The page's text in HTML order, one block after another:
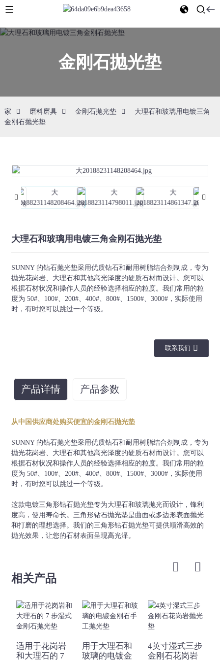
金刚石抛光垫
家 磨料磨具 金刚石抛光垫
大理石和玻璃用电镀三角
金刚石抛光垫
大理石和玻璃用电镀三角金刚石抛光垫
SUNNY 的钻石抛光垫采用优质钻石和耐用树脂结合剂制成，专为
抛光花岗岩、大理石和其他高光泽度的硬质石材而设计。您可以
根据石材状况和操作人员的经验选择相应的粒度。我们常用的粒
度为 50#、100#、200#、400#、800#、1500#、3000#，实际使用
时，有时您可以跳过一个等级。
联系我们
产品详情 产品参数
从中国供应商处购买便宜的金刚石抛光垫
SUNNY 的钻石抛光垫采用优质钻石和耐用树脂结合剂制成，专为
抛光花岗岩、大理石和其他高光泽度的硬质石材而设计。您可以
根据石材状况和操作人员的经验选择相应的粒度。我们常用的粒
度为 50#、100#、200#、400#、800#、1500#、3000#，实际使用
时，有时您可以跳过一个等级。
这款电镀三角形钻石抛光垫专为大理石和玻璃抛光而设计，锋利
度高，使用寿命长。三角形钻石抛光垫是曲面或多边形表面抛光
和打磨的理想选择。我们的三角形钻石抛光垫可提供顺滑高效的
抛光效果，让您的石材表面呈现高光泽。
米
大理石、玻
璃、花岗岩
等。
钩环扣件
400#、800#、
1500#、3000#
相关产品
适用于花岗岩
和大理石的 7
用于大理石和
玻璃的电镀金
4英寸湿式三步
金刚石花岗岩